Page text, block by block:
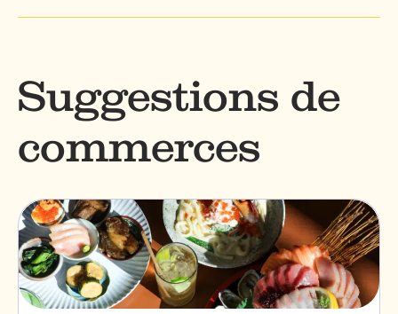
Suggestions de
commerces